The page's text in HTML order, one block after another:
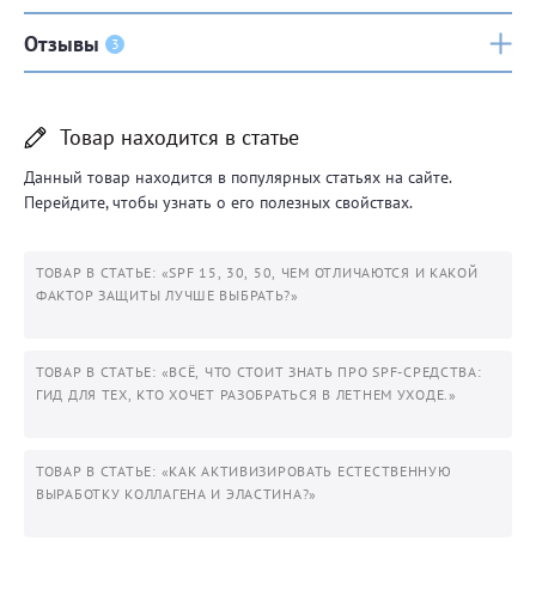
Отзывы 3
Товар находится в статье
Данный товар находится в популярных статьях на сайте.
Перейдите, чтобы узнать о его полезных свойствах.
ТОВАР В СТАТЬЕ: «SPF 15, 30, 50, ЧЕМ ОТЛИЧАЮТСЯ И КАКОЙ
ФАКТОР ЗАЩИТЫ ЛУЧШЕ ВЫБРАТЬ?»
ТОВАР В СТАТЬЕ: «ВСЁ, ЧТО СТОИТ ЗНАТЬ ПРО SPF-СРЕДСТВА:
ГИД ДЛЯ ТЕХ, КТО ХОЧЕТ РАЗОБРАТЬСЯ В ЛЕТНЕМ УХОДЕ.»
ТОВАР В СТАТЬЕ: «КАК АКТИВИЗИРОВАТЬ ЕСТЕСТВЕННУЮ
ВЫРАБОТКУ КОЛЛАГЕНА И ЭЛАСТИНА?»